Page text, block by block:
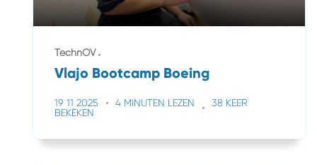
TechnOV
Vlajo Bootcamp Boeing
19 11 2025 4 MINUTEN LEZEN
38 KEER
BEKEKEN